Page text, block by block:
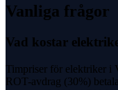
Vanliga frågor
Vad kostar
Timpriser för elektriker i
ROT-avdrag (30%)